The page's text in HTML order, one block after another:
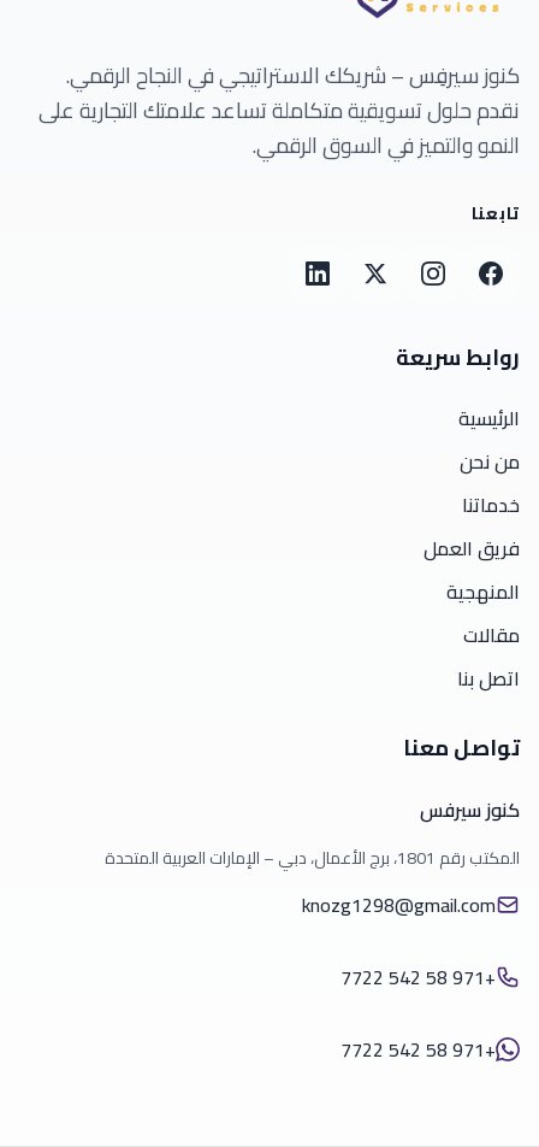
كنوز سيرفِس – شريكك الاستراتيجي في النجاح الرقمي.
نقدم حلول تسويقية متكاملة تساعد علامتك التجارية على
النمو والتميز في السوق الرقمي.
تابعنا
روابط سريعة
الرئيسية
من نحن
خدماتنا
فريق العمل
المنهجية
مقالات
اتصل بنا
تواصل معنا
كنوز سيرفس
المكتب رقم 1801، برج الأعمال، دبي – الإمارات العربية المتحدة
knozg1298@gmail.com
+971 58 542 7722
+971 58 542 7722